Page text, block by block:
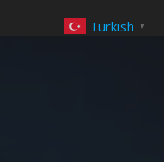
Turkish ▼